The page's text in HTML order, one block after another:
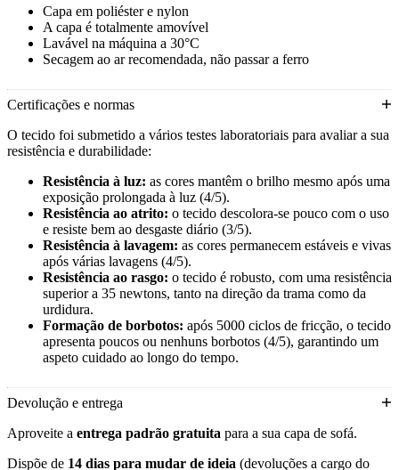
Capa em poliéster e nylon
A capa é totalmente amovível
Lavável na máquina a 30°C
Secagem ao ar recomendada, não passar a ferro
Certificações e normas
O tecido foi submetido a vários testes laboratoriais para avaliar a sua
resistência e durabilidade:
Resistência à luz: as cores mantêm o brilho mesmo após uma
exposição prolongada à luz (4/5).
Resistência ao atrito: o tecido descolora-se pouco com o uso
e resiste bem ao desgaste diário (3/5).
Resistência à lavagem: as cores permanecem estáveis e vivas
após várias lavagens (4/5).
Resistência ao rasgo: o tecido é robusto, com uma resistência
superior a 35 newtons, tanto na direção da trama como da
urdidura.
Formação de borbotos: após 5000 ciclos de fricção, o tecido
apresenta poucos ou nenhuns borbotos (4/5), garantindo um
aspeto cuidado ao longo do tempo.
Devolução e entrega
Aproveite a entrega padrão gratuita para a sua capa de sofá.
Dispõe de 14 dias para mudar de ideia (devoluções a cargo do